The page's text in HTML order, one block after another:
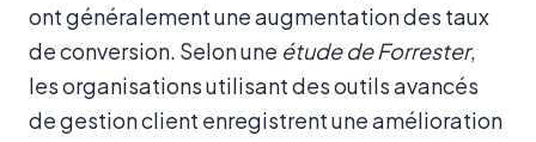
ont généralement une augmentation des taux
de conversion. Selon une étude de Forrester,
les organisations utilisant des outils avancés
de gestion client enregistrent une amélioration